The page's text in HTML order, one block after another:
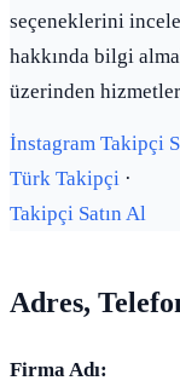
seçeneklerini
hakkında bilgi
üzerinden
İnstagram Takipçi
Türk Takipçi ·
Takipçi Satın Al
Adres,
Firma Adı: